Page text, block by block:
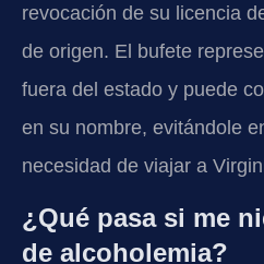
revocación de su licencia
de origen. El bufete
fuera del estado y puede
en su nombre, evitándole
necesidad de viajar a
¿Qué pasa si me
de alcoholemia?